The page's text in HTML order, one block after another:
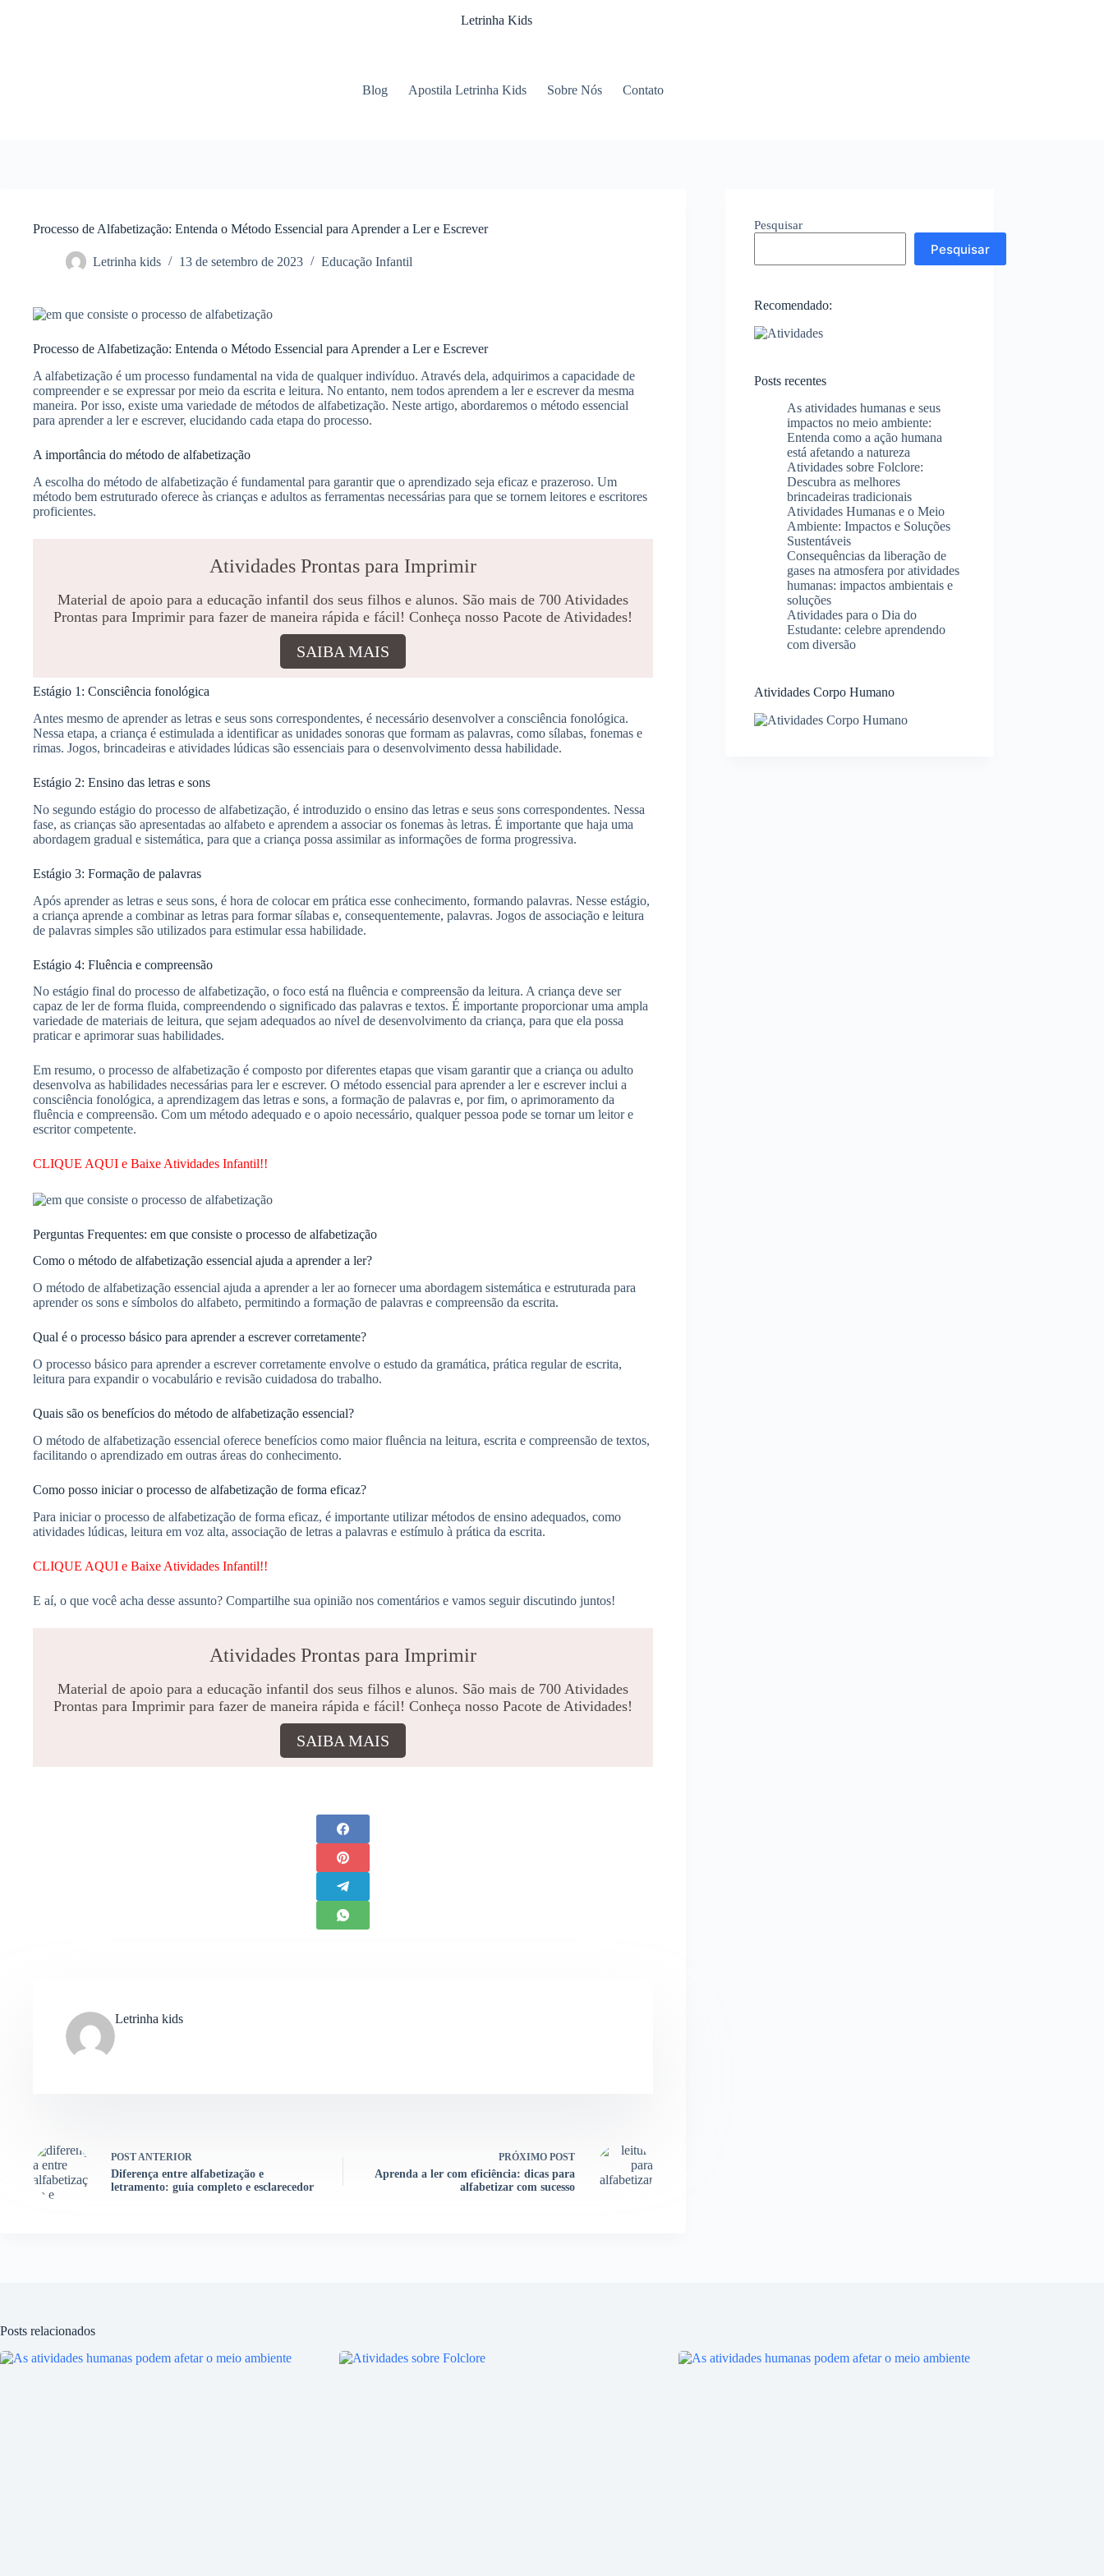
Letrinha Kids
Blog Apostila Letrinha Kids Sobre Nós Contato
Processo de Alfabetização: Entenda o Método Essencial para Aprender a Ler e Escrever
Letrinha kids 13 de setembro de 2023 Educação Infantil
Processo de Alfabetização: Entenda o Método Essencial para Aprender a Ler e Escrever
A alfabetização é um processo fundamental na vida de qualquer indivíduo. Através dela, adquirimos a capacidade de
compreender e se expressar por meio da escrita e leitura. No entanto, nem todos aprendem a ler e escrever da mesma
maneira. Por isso, existe uma variedade de métodos de alfabetização. Neste artigo, abordaremos o método essencial
para aprender a ler e escrever, elucidando cada etapa do processo.
A importância do método de alfabetização
A escolha do método de alfabetização é fundamental para garantir que o aprendizado seja eficaz e prazeroso. Um
método bem estruturado oferece às crianças e adultos as ferramentas necessárias para que se tornem leitores e escritores
proficientes.
Atividades Prontas para Imprimir
Material de apoio para a educação infantil dos seus filhos e alunos. São mais de 700 Atividades
Prontas para Imprimir para fazer de maneira rápida e fácil! Conheça nosso Pacote de Atividades!
SAIBA MAIS
Estágio 1: Consciência fonológica
Antes mesmo de aprender as letras e seus sons correspondentes, é necessário desenvolver a consciência fonológica.
Nessa etapa, a criança é estimulada a identificar as unidades sonoras que formam as palavras, como sílabas, fonemas e
rimas. Jogos, brincadeiras e atividades lúdicas são essenciais para o desenvolvimento dessa habilidade.
Estágio 2: Ensino das letras e sons
No segundo estágio do processo de alfabetização, é introduzido o ensino das letras e seus sons correspondentes. Nessa
fase, as crianças são apresentadas ao alfabeto e aprendem a associar os fonemas às letras. É importante que haja uma
abordagem gradual e sistemática, para que a criança possa assimilar as informações de forma progressiva.
Estágio 3: Formação de palavras
Após aprender as letras e seus sons, é hora de colocar em prática esse conhecimento, formando palavras. Nesse estágio,
a criança aprende a combinar as letras para formar sílabas e, consequentemente, palavras. Jogos de associação e leitura
de palavras simples são utilizados para estimular essa habilidade.
Estágio 4: Fluência e compreensão
No estágio final do processo de alfabetização, o foco está na fluência e compreensão da leitura. A criança deve ser
capaz de ler de forma fluida, compreendendo o significado das palavras e textos. É importante proporcionar uma ampla
variedade de materiais de leitura, que sejam adequados ao nível de desenvolvimento da criança, para que ela possa
praticar e aprimorar suas habilidades.
Em resumo, o processo de alfabetização é composto por diferentes etapas que visam garantir que a criança ou adulto
desenvolva as habilidades necessárias para ler e escrever. O método essencial para aprender a ler e escrever inclui a
consciência fonológica, a aprendizagem das letras e sons, a formação de palavras e, por fim, o aprimoramento da
fluência e compreensão. Com um método adequado e o apoio necessário, qualquer pessoa pode se tornar um leitor e
escritor competente.
CLIQUE AQUI e Baixe Atividades Infantil!!
Perguntas Frequentes: em que consiste o processo de alfabetização
Como o método de alfabetização essencial ajuda a aprender a ler?
O método de alfabetização essencial ajuda a aprender a ler ao fornecer uma abordagem sistemática e estruturada para
aprender os sons e símbolos do alfabeto, permitindo a formação de palavras e compreensão da escrita.
Qual é o processo básico para aprender a escrever corretamente?
O processo básico para aprender a escrever corretamente envolve o estudo da gramática, prática regular de escrita,
leitura para expandir o vocabulário e revisão cuidadosa do trabalho.
Quais são os benefícios do método de alfabetização essencial?
O método de alfabetização essencial oferece benefícios como maior fluência na leitura, escrita e compreensão de textos,
facilitando o aprendizado em outras áreas do conhecimento.
Como posso iniciar o processo de alfabetização de forma eficaz?
Para iniciar o processo de alfabetização de forma eficaz, é importante utilizar métodos de ensino adequados, como
atividades lúdicas, leitura em voz alta, associação de letras a palavras e estímulo à prática da escrita.
CLIQUE AQUI e Baixe Atividades Infantil!!
E aí, o que você acha desse assunto? Compartilhe sua opinião nos comentários e vamos seguir discutindo juntos!
Atividades Prontas para Imprimir
Material de apoio para a educação infantil dos seus filhos e alunos. São mais de 700 Atividades
Prontas para Imprimir para fazer de maneira rápida e fácil! Conheça nosso Pacote de Atividades!
SAIBA MAIS
Letrinha kids
POSTANTERIOR
Diferença entre alfabetização e
letramento: guia completo e esclarecedor
PRÓXIMO POST
Aprenda a ler com eficiência: dicas para
alfabetizar com sucesso
Pesquisar
Pesquisar
Recomendado:
Posts recentes
As atividades humanas e seus
impactos no meio ambiente:
Entenda como a ação humana
está afetando a natureza
Atividades sobre Folclore:
Descubra as melhores
brincadeiras tradicionais
Atividades Humanas e o Meio
Ambiente: Impactos e Soluções
Sustentáveis
Consequências da liberação de
gases na atmosfera por atividades
humanas: impactos ambientais e
soluções
Atividades para o Dia do
Estudante: celebre aprendendo
com diversão
Atividades Corpo Humano
Posts relacionados